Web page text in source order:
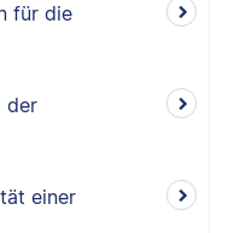
für die
der
einer